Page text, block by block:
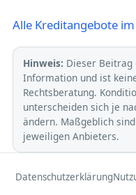
Alle Kreditangebote
Hinweis: Dieser
Information und ist
Rechtsberatung.
unterscheiden sich je
ändern. Maßgeblich
jeweiligen Anbieters.
Datenschutzerklärung